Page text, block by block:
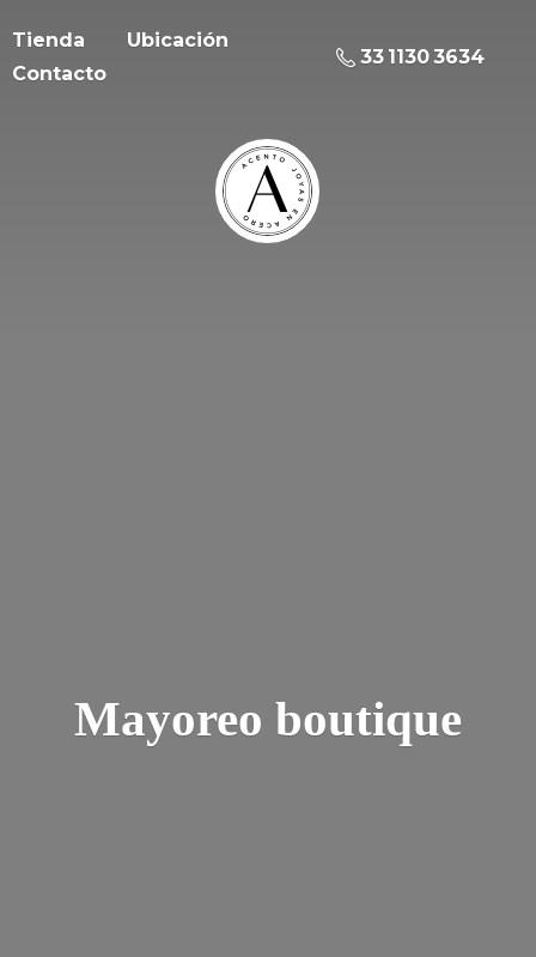
Tienda
Ubicación
Contacto
33 1130 3634
Mayoreo boutique